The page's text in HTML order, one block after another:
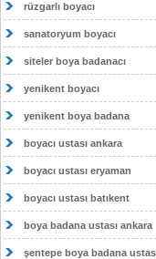
rüzgarlı boyacı
sanatoryum boyacı
siteler boya badanacı
yenikent boyacı
yenikent boya badana
boyacı ustası ankara
boyacı ustası eryaman
boyacı ustası batıkent
boya badana ustası ankara
şentepe boya badana